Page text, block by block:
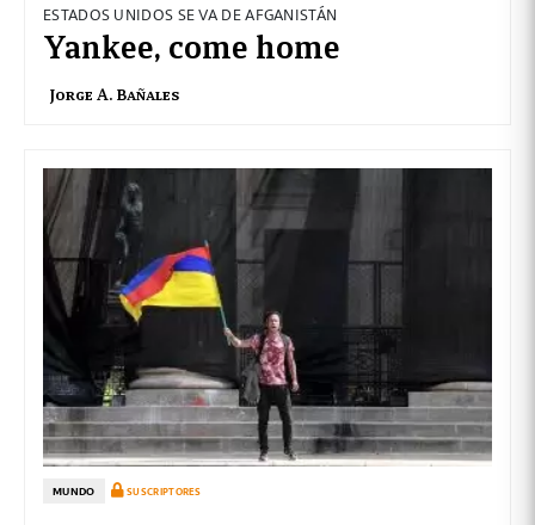
ESTADOS UNIDOS SE VA DE AFGANISTÁN
Yankee, come home
Jorge A. Bañales
MUNDO SUSCRIPTORES